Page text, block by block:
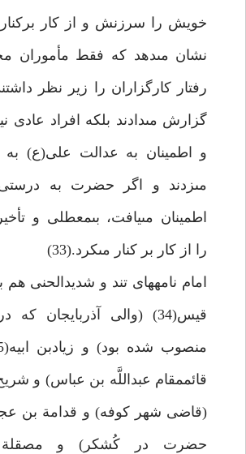
خويش را سرزنش و از كار بركنار
نشان مى‏دهد كه فقط مأموران
رفتار كارگزاران را زير نظر
گزارش مى‏دادند بلكه افراد عادى
و اطمينان به عدالت على(ع)
مى‏زدند و اگر حضرت به
اطمينان مى‏يافت، بى‏معطلى و
را از كار بر كنار مى‏كرد.(33)
امام نامه‏هاى تند و شديدالحنى
قيس(34) (والى آذربايجان
حضرت در كُشكر) و مصقلة